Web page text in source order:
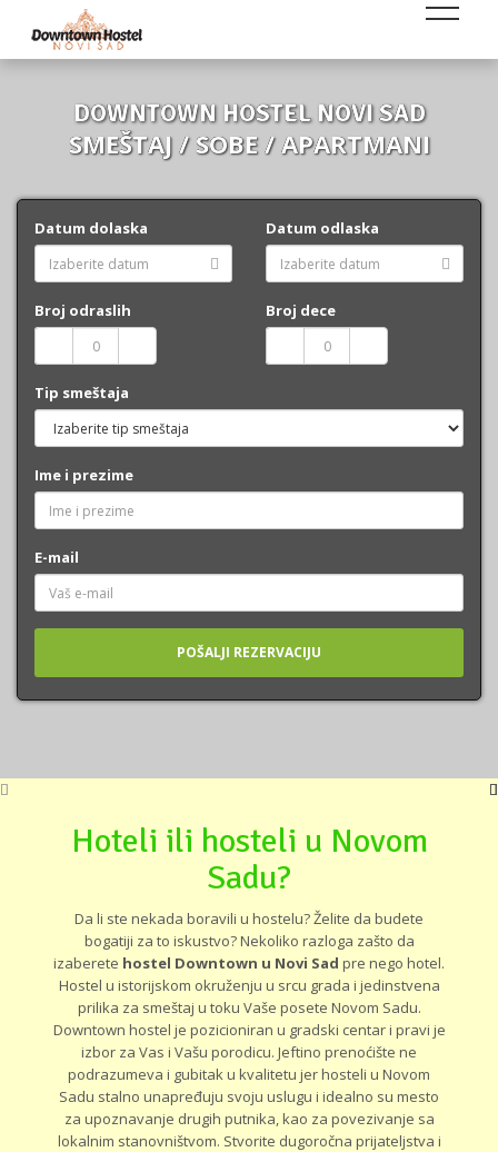
DOWNTOWN HOSTEL NOVI SAD
SMEŠTAJ / SOBE / APARTMANI
Datum dolaska Datum odlaska
Broj odraslih Broj dece
Tip smeštaja
Ime i prezime
E-mail
Hoteli ili hosteli u Novom
Sadu?
Da li ste nekada boravili u hostelu? Želite da budete
bogatiji za to iskustvo? Nekoliko razloga zašto da
izaberete hostel Downtown u Novi Sad pre nego hotel.
Hostel u istorijskom okruženju u srcu grada i jedinstvena
prilika za smeštaj u toku Vaše posete Novom Sadu.
Downtown hostel je pozicioniran u gradski centar i pravi je
izbor za Vas i Vašu porodicu. Jeftino prenoćište ne
podrazumeva i gubitak u kvalitetu jer hosteli u Novom
Sadu stalno unapređuju svoju uslugu i idealno su mesto
za upoznavanje drugih putnika, kao za povezivanje sa
lokalnim stanovništvom. Stvorite dugoročna prijateljstva i